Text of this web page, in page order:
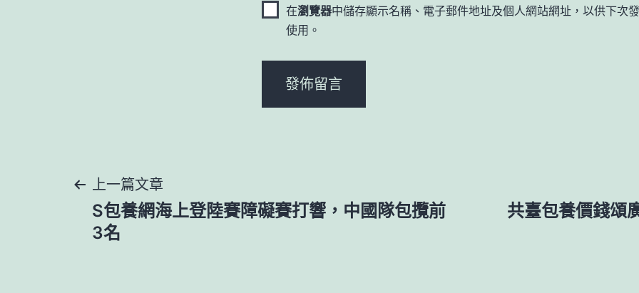
在瀏覽器中儲存顯示名稱、電子郵件地址及個人網站網址，以供下次
使用。
文
章
上一篇文章
S包養網海上登陸賽障礙賽打響，中國隊包攬前
3名
共臺包養價錢頌